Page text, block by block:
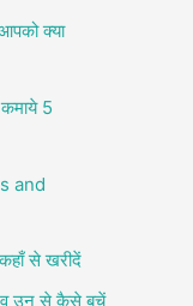
क्या
5
and
से खरीदें
उन से कैसे बचें